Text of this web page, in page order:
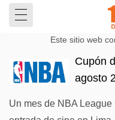
Este sitio web
Cupón
agosto
Un mes de NBA